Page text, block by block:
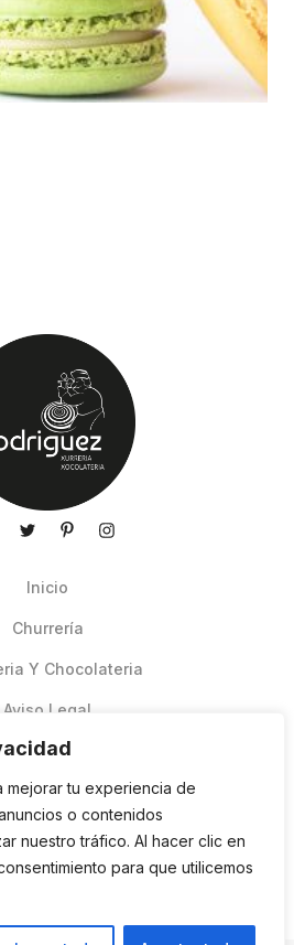
mejorar tu experiencia de
o contenidos
nuestro tráfico. Al hacer clic en
para que utilicemos
Inicio
Churrería
Y Chocolateria
Aviso Legal
Online Glovo
Contacto